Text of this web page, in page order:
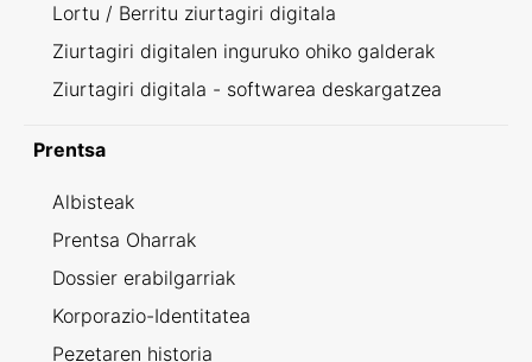
Lortu / Berritu ziurtagiri digitala
Ziurtagiri digitalen inguruko ohiko galderak
Ziurtagiri digitala - softwarea deskargatzea
Prentsa
Albisteak
Prentsa Oharrak
Dossier erabilgarriak
Korporazio-Identitatea
Pezetaren historia